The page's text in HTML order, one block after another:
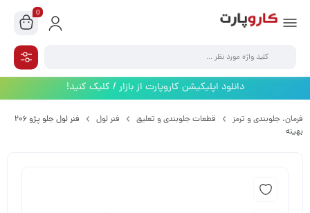
0
دانلود اپلیکیشن کاروپارت از بازار / کلیک کنید!
فرمان،‌ جلوبندی و ترمز قطعات جلوبندی و تعلیق فنر لول
فنر لول جلو پژو 206
بهینه